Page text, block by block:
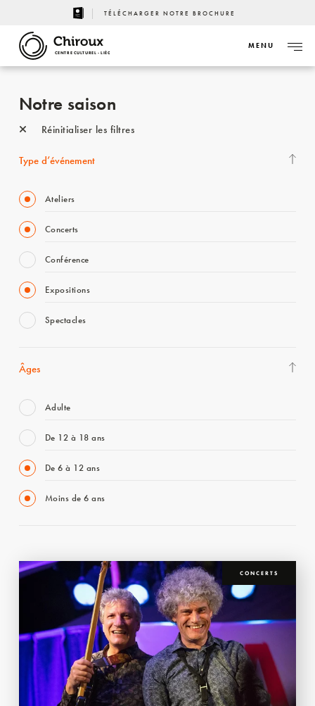
TÉLÉCHARGER NOTRE BROCHURE
CENTRE CULTUREL - LIÈGE
MENU
Notre saison
Réinitialiser les filtres
Type d’événement
Ateliers
Concerts
Conférence
Expositions
Spectacles
Âges
Adulte
De 12 à 18 ans
De 6 à 12 ans
Moins de 6 ans
CONCERTS